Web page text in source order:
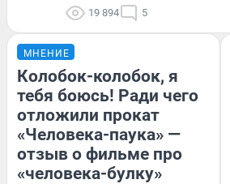
19 894 5
МНЕНИЕ
Колобок-колобок, я
тебя боюсь! Ради чего
отложили прокат
«Человека-паука» —
отзыв о фильме про
«человека-булку»